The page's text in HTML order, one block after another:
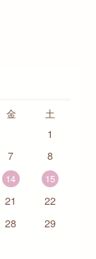
金
土
1
7 8
14
15
21 22
28 29